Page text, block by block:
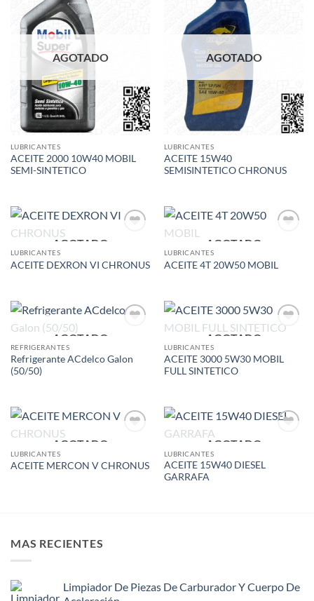
AGOTADO
LUBRICANTES
ACEITE 2000 10W40 MOBIL
SEMI-SINTETICO
AGOTADO
LUBRICANTES
ACEITE 15W40
SEMISINTETICO CHRONUS
AGOTADO
LUBRICANTES
ACEITE DEXRON VI CHRONUS
AGOTADO
LUBRICANTES
ACEITE 4T 20W50 MOBIL
AGOTADO
REFRIGERANTES
Refrigerante ACdelco Galon
(50/50)
AGOTADO
LUBRICANTES
ACEITE 3000 5W30 MOBIL
FULL SINTETICO
AGOTADO
LUBRICANTES
ACEITE MERCON V CHRONUS
AGOTADO
LUBRICANTES
ACEITE 15W40 DIESEL
GARRAFA
MAS RECIENTES
Limpiador De Piezas De Carburador Y Cuerpo De